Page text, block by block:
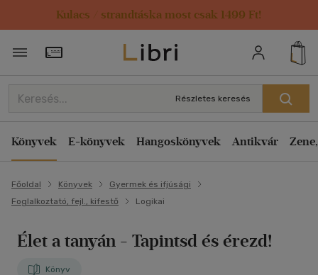
Kulacs / strandtáska most csak 1499 Ft!
Törzsvásárlói Kártya adatai
Részletes keresés
Könyvek E-könyvek Hangoskönyvek Antikvár
Főoldal Könyvek
Gyermek és ifjúsági
Foglalkoztató, fejl., kifestő
Logikai
Élet a tanyán - Tapintsd és érezd!
Könyv